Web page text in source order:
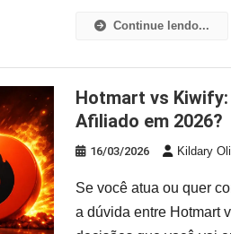
Continue lendo...
Hotmart vs Kiwify: Qual Plataforma é Melhor para
Afiliado em 2026?
16/03/2026 Kildary
Se você atua ou quer
a dúvida entre Hotmart